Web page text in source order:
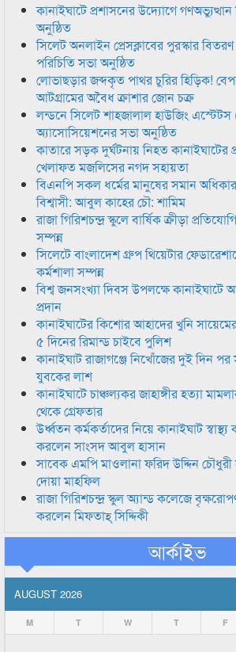
কানাইঘাটে প্রশাসনের উদ্যোগে
অনুষ্ঠিত
সিলেট অনলাইন প্রেসক্লাবের পুরস্কার
পরিচিতি সভা অনুষ্ঠিত
লোভাছড়ার জব্দকৃত পাথর চুরির হিড়িক!
আটগ্রামের অবৈধ ক্রাশার জোন চক্র
লন্ডনে সিলেট শাহজালাল হাউজিং এস্টেটস
অ্যাসোসিয়েশনের সভা অনুষ্ঠিত
কাতারে সড়ক দুর্ঘটনায় নিহত কানাইঘাটের
খেলাফত মজলিসের নগদ সহায়তা
বিএনপি সকল ধর্মের মানুষের সমান
বিশ্বাসী: আবুল কাহের চৌ: শামিম
রাজা গিরিশচন্দ্র স্কুলে বার্ষিক ক্রীড়া
সম্পন্ন
সিলেটে বাংলাদেশ গ্রুপ থিয়েটার
কর্মশালা সম্পন্ন
বিশ্ব জনসংখ্যা দিবস উপলক্ষে
প্রদান
কানাইঘাটের কিশোর আহাদের খুনি
৫ দিনের রিমান্ড চাইবে পুলিশ
কানাইঘাট রাজাগঞ্জে নিখোঁজের দুই দিন
যুবকের লাশ
কানাইঘাটে চাঞ্চল্যকর জাহাঙ্গীর হত্যা
থেকে গ্রেফতার
উর্ধ্বতন কর্মকর্তাদের নিয়ে কানাইঘাট স্বাস্থ্য
করলেন সাংসদ আবুল হাসান
সাবেক এমপি মাওলানা ফরিদ উদ্দিন চৌধুরী
দোয়া মাহফিল
রাজা গিরিশচন্দ্র স্কুল অ্যান্ড কলেজে
করলেন মিফতাহ্ সিদ্দিকী
আর্কাইভ
AUGUST 2026
M T W T F